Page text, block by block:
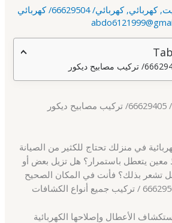
,كهربائي,
كهربائي/ 66629504/ كهربائي
في منزلك تحتاج للكثير من الصيانة
يتعطل باستمرار؟ هل تزيل بعض أو
هل تشعر بذلك؟ فأنت في المكان الصحيح
الأعطال وإصلاحها الكهربائية